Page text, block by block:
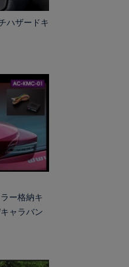
ハザードキ
ー格納キ
ャラバン